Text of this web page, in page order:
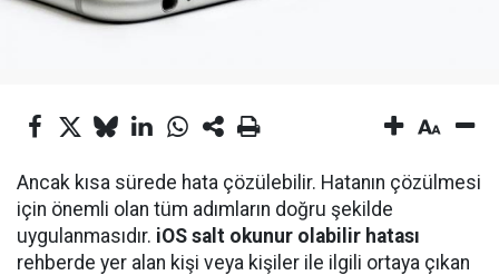
Ancak kısa sürede hata çözülebilir. Hatanın çözülmesi
için önemli olan tüm adımların doğru şekilde
uygulanmasıdır. iOS salt okunur olabilir hatası
rehberde yer alan kişi veya kişiler ile ilgili ortaya çıkan